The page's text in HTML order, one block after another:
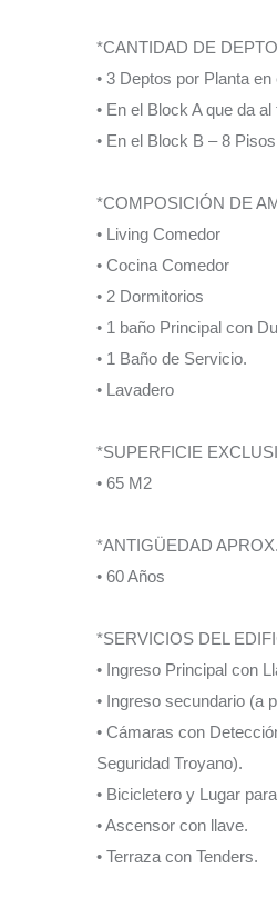
*CANTIDAD DE
• 3 Deptos por Planta
• En el Block A que da
• En el Block B – 8
*COMPOSICIÓN DE
• Living Comedor
• Cocina Comedor
• 2 Dormitorios
• 1 baño Principal con
• 1 Baño de Servicio.
• Lavadero
*SUPERFICIE
• 65 M2
*ANTIGÜEDAD
• 60 Años
*SERVICIOS DEL
• Ingreso Principal con
• Ingreso secundario (a
• Cámaras con
Seguridad Troyano).
• Bicicletero y Lugar
• Ascensor con llave.
• Terraza con Tenders.